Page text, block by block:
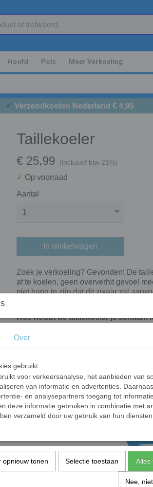
Hoofd Pols Meer Verkoeling
✓ Verzendkosten Nederland € 4,95
Taillekoeler
€ 25,99 (inclusief btw 21%)
✓ Op voorraad
Aantal
In winkelwagen
Zoek je verkoeling? Gevonden! De
af te koelen, geen oververhit gevoel
niet bang te zijn dat dit zwaar zal
Hoe houdt de taillekoeler je lichaam
Als je de taillekoeler slechts 1 minuut
ontwikkelde HydroQuartz™ in het
Deze verkoelende gel absorbeert je
Zo is directe en continue verkoeling
Over
gebruikt
voor verkeersanalyse, het aanbieden van
van informatie en advertenties.
en analysepartners toegang tot
deze informatie gebruiken in combinatie met
verzameld door uw gebruik van hun
opnieuw tonen Selectie toestaan Alles
Nee,